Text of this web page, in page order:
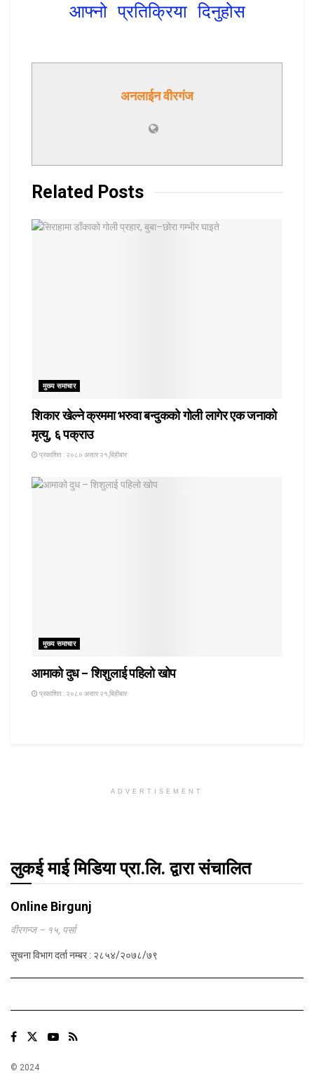
आफ्नो प्रतिक्रिया दिनुहोस
अनलाईन वीरगंज
Related Posts
मुख्य समाचार
शिकार खेल्ने क्रममा भरुवा बन्दुकको गोली लागेर एक जनाको
मृत्यु, ६ पक्राउ
प्रकाशित : २०८० असार २१,बिहीबार
मुख्य समाचार
आमाको दुध – शिशुलाई पहिलो खोप
प्रकाशित : २०८० असार २१,बिहीबार
ADVERTISEMENT
लुकई माई मिडिया प्रा.लि. द्वारा संचालित
Online Birgunj
वीरगन्ज – १५, पर्सा
सूचना विभाग दर्ता नम्बर : २८५४/२०७८/७९
© 2024